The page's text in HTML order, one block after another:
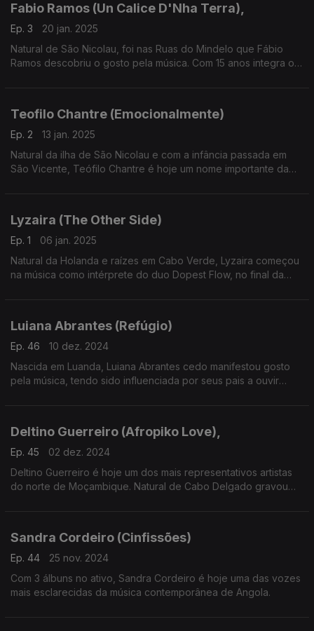
Fabio Ramos (Un Calice D'Nha Terra),
Ep. 3
20 jan. 2025
Natural de São Nicolau, foi nas Ruas do Mindelo que Fábio
Ramos descobriu o gosto pela música. Com 15 anos integra o
Teofilo Chantre (Emocionalmente)
Ep. 2
13 jan. 2025
Natural da ilha de São Nicolau e com a infância passada em
São Vicente, Teófilo Chantre é hoje um nome importante da
Lyzaira (The Other Side)
Ep. 1
06 jan. 2025
Natural da Holanda e raízes em Cabo Verde, Lyzaira começou
na música como intérprete do duo Dopest Flow, no final da
Luiana Abrantes (Refúgio)
Ep. 46
10 dez. 2024
Nascida em Luanda, Luiana Abrantes cedo manifestou gosto
pela música, tendo sido influenciada por seus pais a ouvir
Deltino Guerreiro (Afropiko Love),
Ep. 45
02 dez. 2024
Deltino Guerreiro é hoje um dos mais representativos artistas
do norte de Moçambique. Natural de Cabo Delgado gravou
Sandra Cordeiro (Cinfissões)
Ep. 44
25 nov. 2024
Com 3 álbuns no ativo, Sandra Cordeiro é hoje uma das vozes
mais esclarecidas da música contemporânea de Angola.